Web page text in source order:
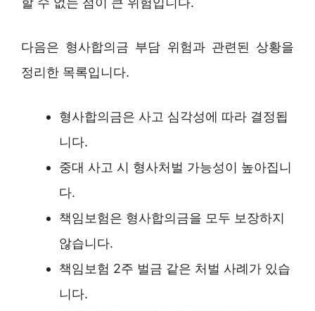
다음은 형사합의금 부담 위험과 관련된 상황을
정리한 목록입니다.
형사합의금은 사고 심각성에 따라 결정됩
니다.
중대 사고 시 형사처벌 가능성이 높아집니
다.
책임보험은 형사합의금을 모두 보장하지
않습니다.
책임보험 2주 벌금 같은 처벌 사례가 있습
니다.